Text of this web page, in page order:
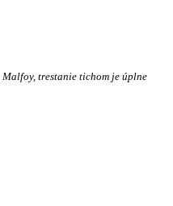
Malfoy, trestanie tichom je úplne